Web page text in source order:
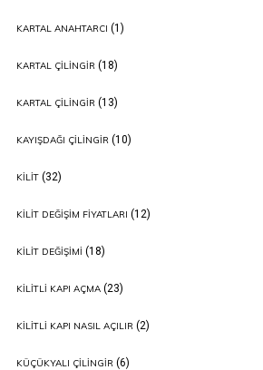
KARTAL ANAHTARCI (1)
KARTAL ÇILINGIR(18)
KARTAL ÇILINGIR(13)
KAYIŞDAĞI ÇILINGIR(10)
KILIT(32)
KILIT DEĞIŞIM FIYATLARI (12)
KILIT DEĞIŞIMI (18)
KILITLI KAPI AÇMA(23)
KILITLI KAPI NASIL AÇILIR(2)
KÜÇÜKYALI ÇILINGIR(6)